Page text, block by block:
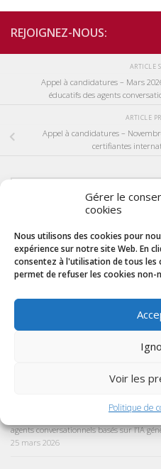
Gérer le
cookies
Nous utilisons des cookies pour
expérience sur notre site Web. En
consentez à l'utilisation de tous
permet de refuser les cookies non-
Voir les
Politique de
REJOIGNEZ-NOUS:
ARTICLE
Appel à candidatures – Mars
éducatifs des agents
ARTICLE
Appel à candidatures –
certifiantes
Rechercher :
ACTUALITÉS
L’AUF recrute – Chargé.e de projets –
29 juin 2026
2ᵉ appel à candidatures – Mai 2026 :
des agents conversationnels basés sur l’IA
agents conversationnels basés sur l’IA
25 mars 2026